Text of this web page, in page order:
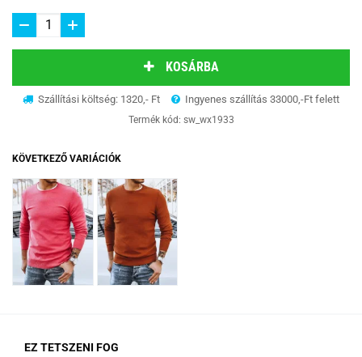
KOSÁRBA
Szállítási költség: 1320,- Ft Ingyenes szállítás 33000,-Ft felett
Termék kód: sw_wx1933
KÖVETKEZŐ VARIÁCIÓK
EZ TETSZENI FOG